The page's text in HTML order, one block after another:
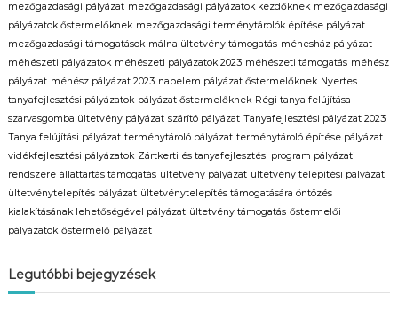
mezőgazdasági pályázat mezőgazdasági pályázatok kezdőknek mezőgazdasági
pályázatok őstermelőknek mezőgazdasági terménytárolók építése pályázat
mezőgazdasági támogatások málna ültetvény támogatás méhesház pályázat
méhészeti pályázatok méhészeti pályázatok 2023 méhészeti támogatás méhész
pályázat méhész pályázat 2023 napelem pályázat őstermelőknek Nyertes
tanyafejlesztési pályázatok pályázat őstermelőknek Régi tanya felújítása
szarvasgomba ültetvény pályázat szárító pályázat Tanyafejlesztési pályázat 2023
Tanya felújítási pályázat terménytároló pályázat terménytároló építése pályázat
vidékfejlesztési pályázatok Zártkerti és tanyafejlesztési program pályázati
rendszere állattartás támogatás ültetvény pályázat ültetvény telepítési pályázat
ültetvénytelepítés pályázat ültetvénytelepítés támogatására öntözés
kialakításának lehetőségével pályázat ültetvény támogatás őstermelői
pályázatok őstermelő pályázat
Legutóbbi bejegyzések